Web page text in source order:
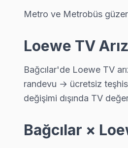
Hürriyet Loewe Servis
Loewe Servis Merkezi →
İnönü Loewe Servis
Loewe Servis Merkezi →
Metro ve Metrobüs
Loewe TV
Bağcılar'de Loewe TV
randevu → ücretsiz
değişimi dışında TV
Bağcılar ×